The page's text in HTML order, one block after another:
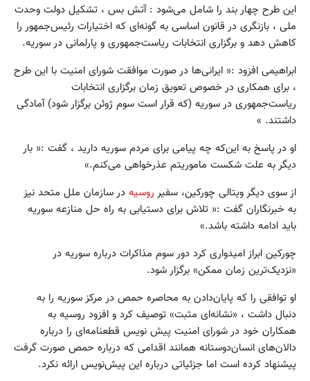
این طرح چهار بند را شامل می‌شود : آتش بس ، تشکیل دولت وحدت
ملی ، بازنگری در قانون اساسی به گونه‌ای که اختیارات رئیس‌جمهور را
کاهش دهد و برگزاری انتخابات ریاست‌جمهوری و پارلمانی در سوریه.
ابراهیمی افزود :« ایرانی‌ها در صورت موافقت شورای امنیت با این طرح
، برای همکاری در خصوص تعویق زمان برگزاری انتخابات
ریاست‌جمهوری در سوریه (که قرار است سوم ژوئن برگزار شود) آمادگی
داشتند. »
او در پاسخ به این‌که چه پیامی برای مردم سوریه دارید ، گفت :« بار
دیگر به علت شکست ماموریتم عذرخواهی می‌کنم.»
از سوی دیگر ویتالی چورکین، سفیر روسیه در سازمان ملل متحد نیز
به خبرنگاران گفت :« تلاش برای دستیابی به راه حل منازعه سوریه
باید ادامه داشته باشد.»
چورکین ابراز امیدواری کرد دور سوم مذاکرات درباره سوریه در
«نزدیک‌ترین زمان ممکن» برگزار شود.
او توافقی را که پایان‌دادن به محاصره حمص در مرکز سوریه را به
دنبال داشت ، «نشانه‌ای مثبت» توصیف کرد و افزود روسیه به
همکاران خود در شورای امنیت پیش نویس قطعنامه‌ای را درباره
دالان‌های انسان‌دوستانه همانند اقدامی که درباره حمص صورت گرفت
پیشنهاد کرده است اما جزئیاتی درباره این پیش‌نویس ارائه نکرد.